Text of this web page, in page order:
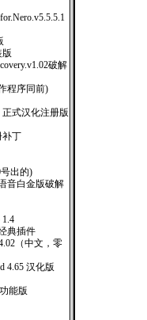
版
破解
程序同前)
正式汉化注册版
补丁
号出的)
音白金版破解
1.4
典插件
（中文，零
4.65 汉化版
能版